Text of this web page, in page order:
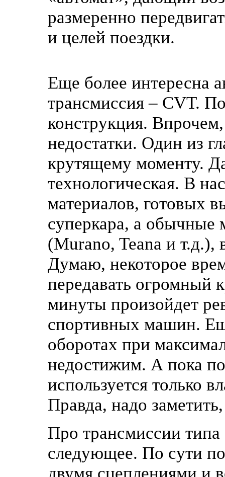
размеренно
и целей поездки.
Еще более интересна
трансмиссия – CVT.
конструкция.
недостатки. Один из
крутящему моменту.
технологическая. В
материалов, готовых
суперкара, а
(Murano, Teana и т.д.),
Думаю, некоторое
передавать огромный
минуты произойдет
спортивных машин.
оборотах при
недостижим. А пока
используется только
Правда, надо
Про трансмиссии
следующее. По сути